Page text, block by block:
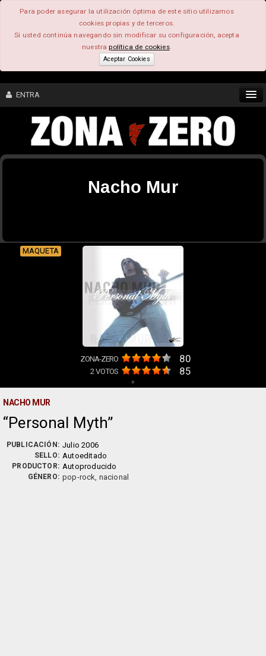
Para poder asegurar la utilización óptima de este sitio utilizamos
cookies propias y de terceros.
Si usted continúa navegando sin modificar su configuración, acepta
nuestrapolítica de cookies.
Aceptar Cookies
ENTRA
CONTENIDO
Nacho Mur
MAQUETA
ZONA-ZERO 80
2VOTOS 85
+
NACHO MUR
Personal Myth
PUBLICACIÓN: Julio 2006
SELLO: Autoeditado
PRODUCTOR: Autoproducido
GÉNERO: pop-rock, nacional